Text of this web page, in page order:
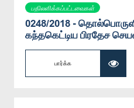
பதிலளிக்கப்பட்டவைகள்
0248/2018 -
கந்தகெட்டிய பிரதேச
பார்க்க